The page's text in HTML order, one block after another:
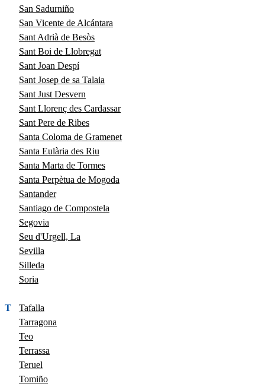
San Sadurniño
San Vicente de Alcántara
Sant Adrià de Besòs
Sant Boi de Llobregat
Sant Joan Despí
Sant Josep de sa Talaia
Sant Just Desvern
Sant Llorenç des Cardassar
Sant Pere de Ribes
Santa Coloma de Gramenet
Santa Eulària des Riu
Santa Marta de Tormes
Santa Perpètua de Mogoda
Santander
Santiago de Compostela
Segovia
Seu d'Urgell, La
Sevilla
Silleda
Soria
T
Tafalla
Tarragona
Teo
Terrassa
Teruel
Tomiño